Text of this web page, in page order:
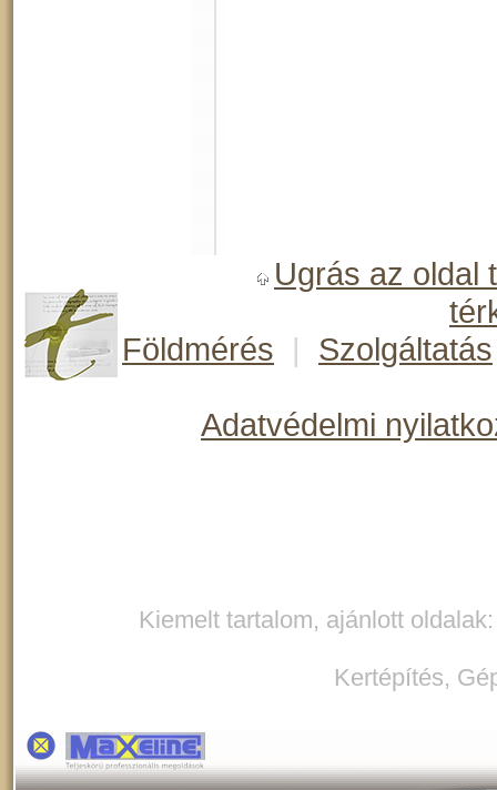
Ugrás az oldal
Földmérés
| Szolgáltatás
Adatvédelmi
Kiemelt tartalom, ajánlott
Kertépítés,